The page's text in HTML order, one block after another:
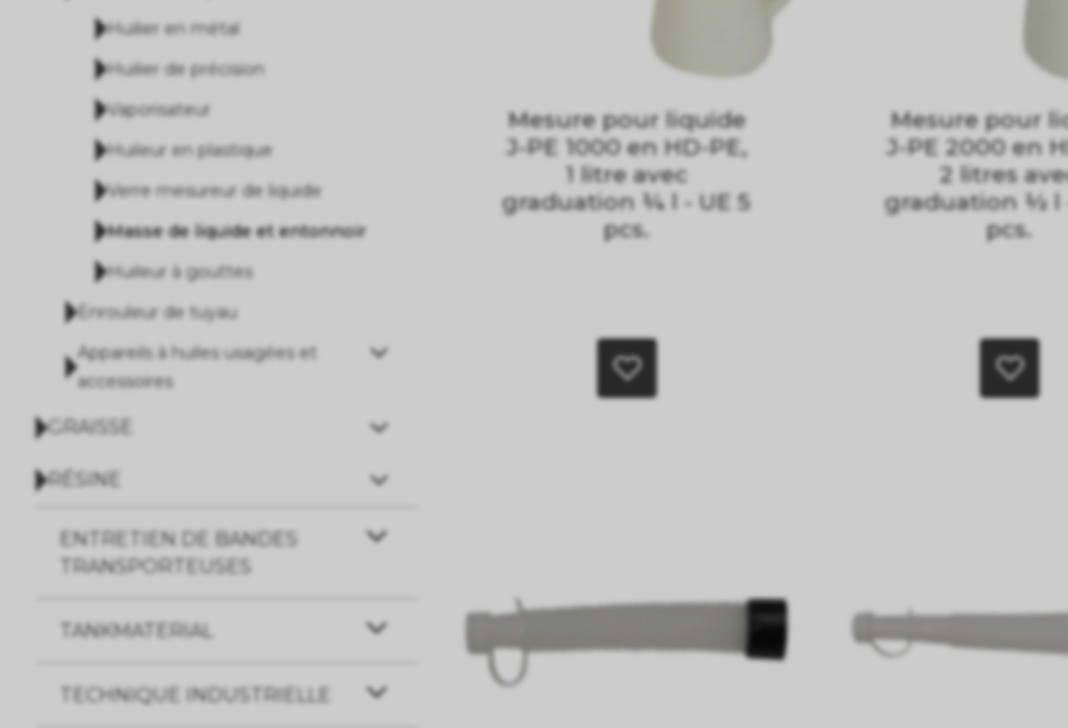
Huilier en métal
Huilier de précision
Vaporisateur
Huileur en plastique
Verre mesureur de liquide
Masse de liquide et entonnoir
Huileur à gouttes
Enrouleur de tuyau
Appareils à huiles usagées et
accessoires
GRAISSE
RÉSINE
ENTRETIEN DE BANDES
TRANSPORTEUSES
TANKMATERIAL
TECHNIQUE INDUSTRIELLE
Mesure pour liquide
J-PE 1000 en HD-PE,
1 litre avec
graduation ¼ l - UE 5
pcs.
Mesure pour
J-PE 2000 en
2 litres
graduation ½ l
pcs.